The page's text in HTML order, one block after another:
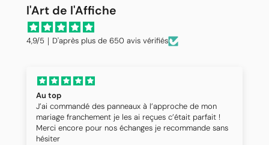
l'Art de l'Affiche
4,9/5｜D'après plus de 650 avis vérifiés
Au top
J’ai commandé des panneaux à l’approche de mon
mariage franchement je les ai reçues c’était parfait !
Merci encore pour nos échanges je recommande sans
hésiter